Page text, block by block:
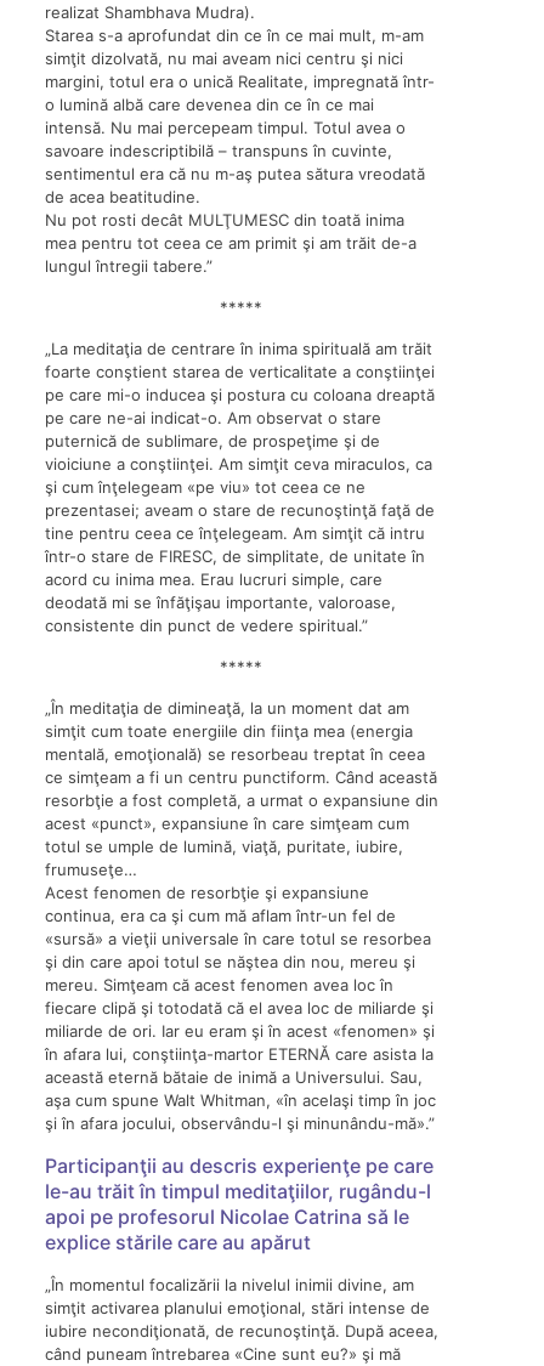
realizat Shambhava Mudra).
Starea s-a aprofundat din ce în ce mai mult, m-am
simţit dizolvată, nu mai aveam nici centru şi nici
margini, totul era o unică Realitate, impregnată într-
o lumină albă care devenea din ce în ce mai
intensă. Nu mai percepeam timpul. Totul avea o
savoare indescriptibilă – transpuns în cuvinte,
sentimentul era că nu m-aş putea sătura vreodată
de acea beatitudine.
Nu pot rosti decât MULŢUMESC din toată inima
mea pentru tot ceea ce am primit şi am trăit de-a
lungul întregii tabere.”
*****
„La meditaţia de centrare în inima spirituală am trăit
foarte conştient starea de verticalitate a conştiinţei
pe care mi-o inducea şi postura cu coloana dreaptă
pe care ne-ai indicat-o. Am observat o stare
puternică de sublimare, de prospeţime şi de
vioiciune a conştiinţei. Am simţit ceva miraculos, ca
şi cum înţelegeam «pe viu» tot ceea ce ne
prezentasei; aveam o stare de recunoştinţă faţă de
tine pentru ceea ce înţelegeam. Am simţit că intru
într-o stare de FIRESC, de simplitate, de unitate în
acord cu inima mea. Erau lucruri simple, care
deodată mi se înfăţişau importante, valoroase,
consistente din punct de vedere spiritual.”
*****
„În meditaţia de dimineaţă, la un moment dat am
simţit cum toate energiile din fiinţa mea (energia
mentală, emoţională) se resorbeau treptat în ceea
ce simţeam a fi un centru punctiform. Când această
resorbţie a fost completă, a urmat o expansiune din
acest «punct», expansiune în care simţeam cum
totul se umple de lumină, viaţă, puritate, iubire,
frumuseţe…
Acest fenomen de resorbţie şi expansiune
continua, era ca şi cum mă aflam într-un fel de
«sursă» a vieţii universale în care totul se resorbea
şi din care apoi totul se năştea din nou, mereu şi
mereu. Simţeam că acest fenomen avea loc în
fiecare clipă şi totodată că el avea loc de miliarde şi
miliarde de ori. Iar eu eram şi în acest «fenomen» şi
în afara lui, conştiinţa-martor ETERNĂ care asista la
această eternă bătaie de inimă a Universului. Sau,
aşa cum spune Walt Whitman, «în acelaşi timp în joc
şi în afara jocului, observându-l şi minunându-mă».”
Participanţii au descris experienţe pe care
le-au trăit în timpul meditaţiilor, rugându-l
apoi pe profesorul Nicolae Catrina să le
explice stările care au apărut
„În momentul focalizării la nivelul inimii divine, am
simţit activarea planului emoţional, stări intense de
iubire necondiţionată, de recunoştinţă. După aceea,
când puneam întrebarea «Cine sunt eu?» şi mă